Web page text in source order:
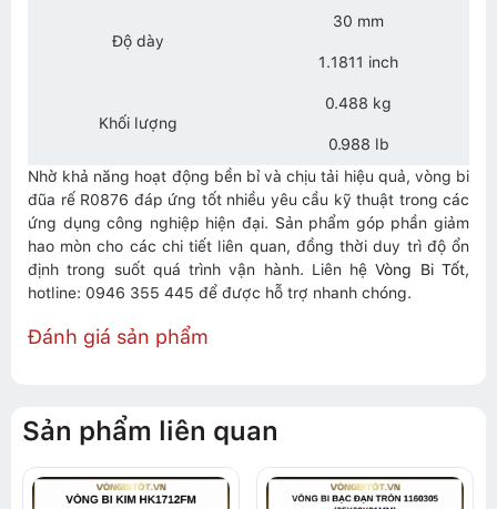
Độ dày
30 mm
1.1811 inch
Khối lượng
0.488 kg
0.988 lb
Nhờ khả năng hoạt động bền bỉ và chịu tải hiệu quả, vòng bi
đũa rế R0876 đáp ứng tốt nhiều yêu cầu kỹ thuật trong các
ứng dụng công nghiệp hiện đại. Sản phẩm góp phần giảm
hao mòn cho các chi tiết liên quan, đồng thời duy trì độ ổn
định trong suốt quá trình vận hành. Liên hệVòng Bi Tốt,
hotline: 0946 355 445 để được hỗ trợ nhanh chóng.
Đánh giá sản phẩm
Sản phẩm liên quan